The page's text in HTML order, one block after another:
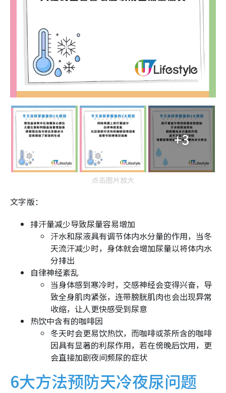
+3
点击图片放大
文字版：
排汗量减少导致尿量容易增加
汗水和尿液具有调节体内水分量的作用，当冬
天流汗减少时，身体就会增加尿量以将体内水
分排出
自律神经紊乱
当身体感到寒冷时，交感神经会变得兴奋，导
致全身肌肉紧张，连带膀胱肌肉也会出现异常
收缩，让人更快感受到尿意
热饮中含有的咖啡因
冬天时会更易饮热饮，而咖啡或茶所含的咖啡
因具有显著的利尿作用，若在傍晚后饮用，更
会直接加剧夜间频尿的症状
6大方法预防天冷夜尿问题